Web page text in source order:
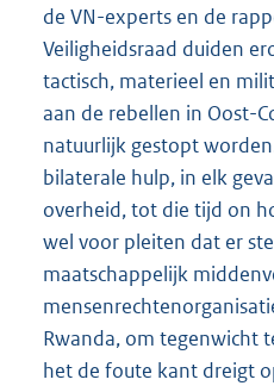
de VN-experts en de
Veiligheidsraad duiden
tactisch, materieel en
aan de rebellen in Oost-
natuurlijk gestopt
bilaterale hulp, in elk
overheid, tot die tijd on
wel voor pleiten dat er
maatschappelijk
Rwanda, om tegenwicht
het de foute kant dreigt